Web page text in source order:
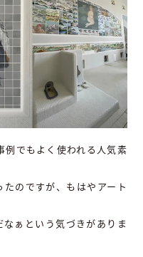
でもよく使われる人気素
のですが、もはやアート
ぁという気づきがありま